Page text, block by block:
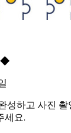
◆
성하고 사진
세요.